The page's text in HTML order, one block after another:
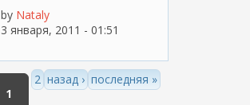
by Nataly
3 января, 2011 - 01:51
1
2 назад › последняя »